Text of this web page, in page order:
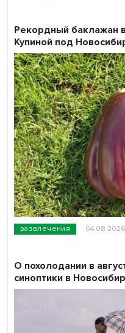
развлечения 04.08.2026
Рекордный баклажан
Купиной под
О похолодании в
синоптики в